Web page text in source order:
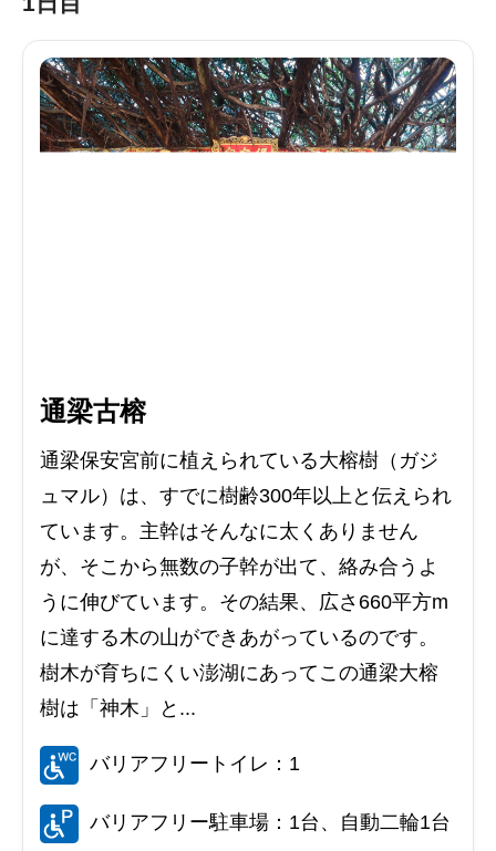
通梁古榕
通梁保安宮前に植えられている大榕樹（ガジ
ュマル）は、すでに樹齢300年以上と伝えられ
ています。主幹はそんなに太くありません
が、そこから無数の子幹が出て、絡み合うよ
うに伸びています。その結果、広さ660平方m
に達する木の山ができあがっているのです。
樹木が育ちにくい澎湖にあってこの通梁大榕
樹は「神木」と...
バリアフリートイレ：1
バリアフリー駐車場：1台、自動二輪1台